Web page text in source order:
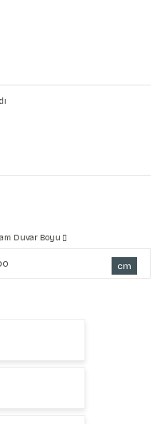
Duvar Boyu
cm